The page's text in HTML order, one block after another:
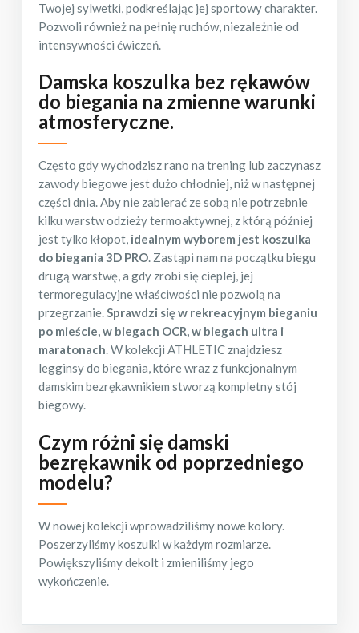
Twojej sylwetki, podkreślając jej sportowy charakter.
Pozwoli również na pełnię ruchów, niezależnie od
intensywności ćwiczeń.
Damska koszulka bez rękawów
do biegania na zmienne warunki
atmosferyczne.
Często gdy wychodzisz rano na trening lub zaczynasz
zawody biegowe jest dużo chłodniej, niż w następnej
części dnia. Aby nie zabierać ze sobą nie potrzebnie
kilku warstw odzieży termoaktywnej, z którą później
jest tylko kłopot, idealnym wyborem jest koszulka
do biegania 3D PRO. Zastąpi nam na początku biegu
drugą warstwę, a gdy zrobi się cieplej, jej
termoregulacyjne właściwości nie pozwolą na
przegrzanie.Sprawdzi się w rekreacyjnym bieganiu
po mieście, w biegach OCR, w biegach ultra i
maratonach. W kolekcji ATHLETIC znajdziesz
legginsy do biegania, które wraz z funkcjonalnym
damskim bezrękawnikiem stworzą kompletny stój
biegowy.
Czym różni się damski
bezrękawnik od poprzedniego
modelu?
W nowej kolekcji wprowadziliśmy nowe kolory.
Poszerzyliśmy koszulki w każdym rozmiarze.
Powiększyliśmy dekolt i zmieniliśmy jego
wykończenie.